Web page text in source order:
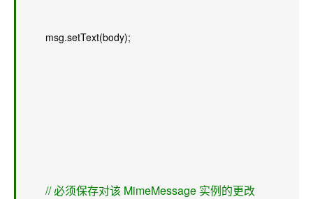
msg.setText(body);
// 必须保存对该 MimeMessage 实例的更改